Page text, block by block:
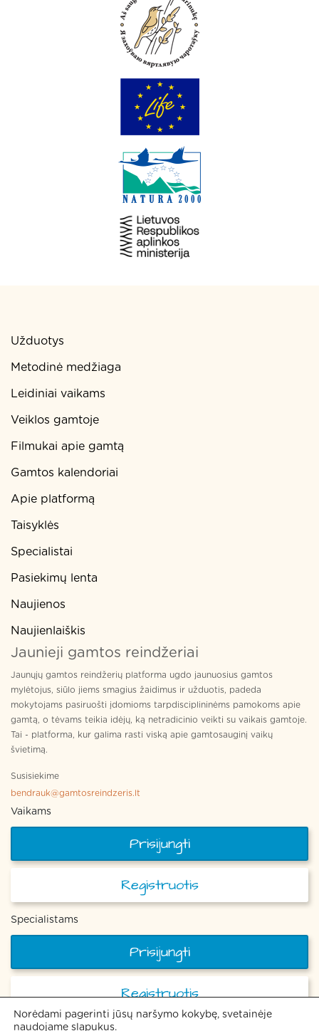
Užduotys
Metodinė medžiaga
Leidiniai vaikams
Veiklos gamtoje
Filmukai apie gamtą
Gamtos kalendoriai
Apie platformą
Taisyklės
Specialistai
Pasiekimų lenta
Naujienos
Naujienlaiškis
Jaunieji gamtos reindžeriai
Jaunųjų gamtos reindžerių platforma ugdo jaunuosius gamtos
mylėtojus, siūlo jiems smagius žaidimus ir užduotis, padeda
mokytojams pasiruošti įdomioms tarpdisciplininėms pamokoms apie
gamtą, o tėvams teikia idėjų, ką netradicinio veikti su vaikais gamtoje.
Tai - platforma, kur galima rasti viską apie gamtosauginį vaikų
švietimą.
Susisiekime
bendrauk@gamtosreindzeris.lt
Vaikams
Prisijungti
Registruotis
Specialistams
Prisijungti
Registruotis
Norėdami pagerinti jūsų naršymo kokybę, svetainėje
naudojame slapukus.